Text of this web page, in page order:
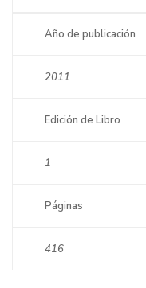
Año de publicación
2011
Edición de Libro
1
Páginas
416